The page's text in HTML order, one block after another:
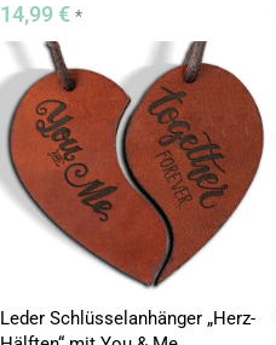
14,99 € *
Leder Schlüsselanhänger „Herz-